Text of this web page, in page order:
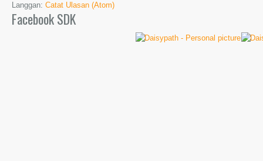
Langgan: Catat Ulasan (Atom)
Facebook SDK